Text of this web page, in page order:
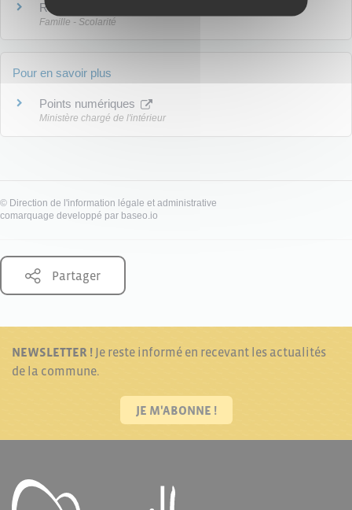
Règlement d'une succession
Famille - Scolarité
Pour en savoir plus
Points numériques
Ministère chargé de l'intérieur
© Direction de l'information légale et administrative
comarquage developpé par baseo.io
Partager
NEWSLETTER ! Je reste informé en recevant les actualités
de la commune.
JE M'ABONNE !